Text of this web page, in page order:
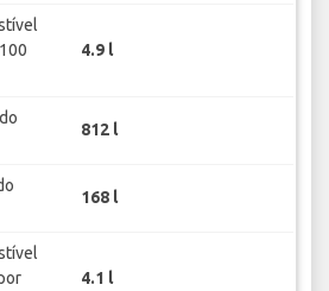
4.9 l
812 l
168 l
4.1 l